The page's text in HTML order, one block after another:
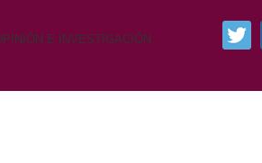
E INVESTIGACIÓN